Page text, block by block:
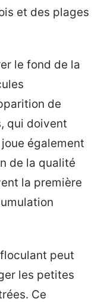
et des plages
le fond de la
de
qui doivent
également
de la qualité
la première
floculant peut
les petites
Ce